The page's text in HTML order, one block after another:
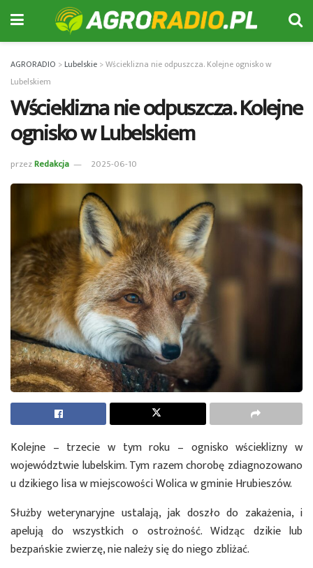
AGRORADIO >Lubelskie >Wścieklizna nie odpuszcza. Kolejne ognisko w
Lubelskiem
Wścieklizna nie odpuszcza. Kolejne
ognisko w Lubelskiem
przezRedakcja 2025-06-10
Kolejne – trzecie w tym roku – ognisko wścieklizny w
województwie lubelskim. Tym razem chorobę zdiagnozowano
u dzikiego lisa w miejscowości Wolica w gminie Hrubieszów.
Służby weterynaryjne ustalają, jak doszło do zakażenia, i
apelują do wszystkich o ostrożność. Widząc dzikie lub
bezpańskie zwierzę, nie należy się do niego zbliżać.